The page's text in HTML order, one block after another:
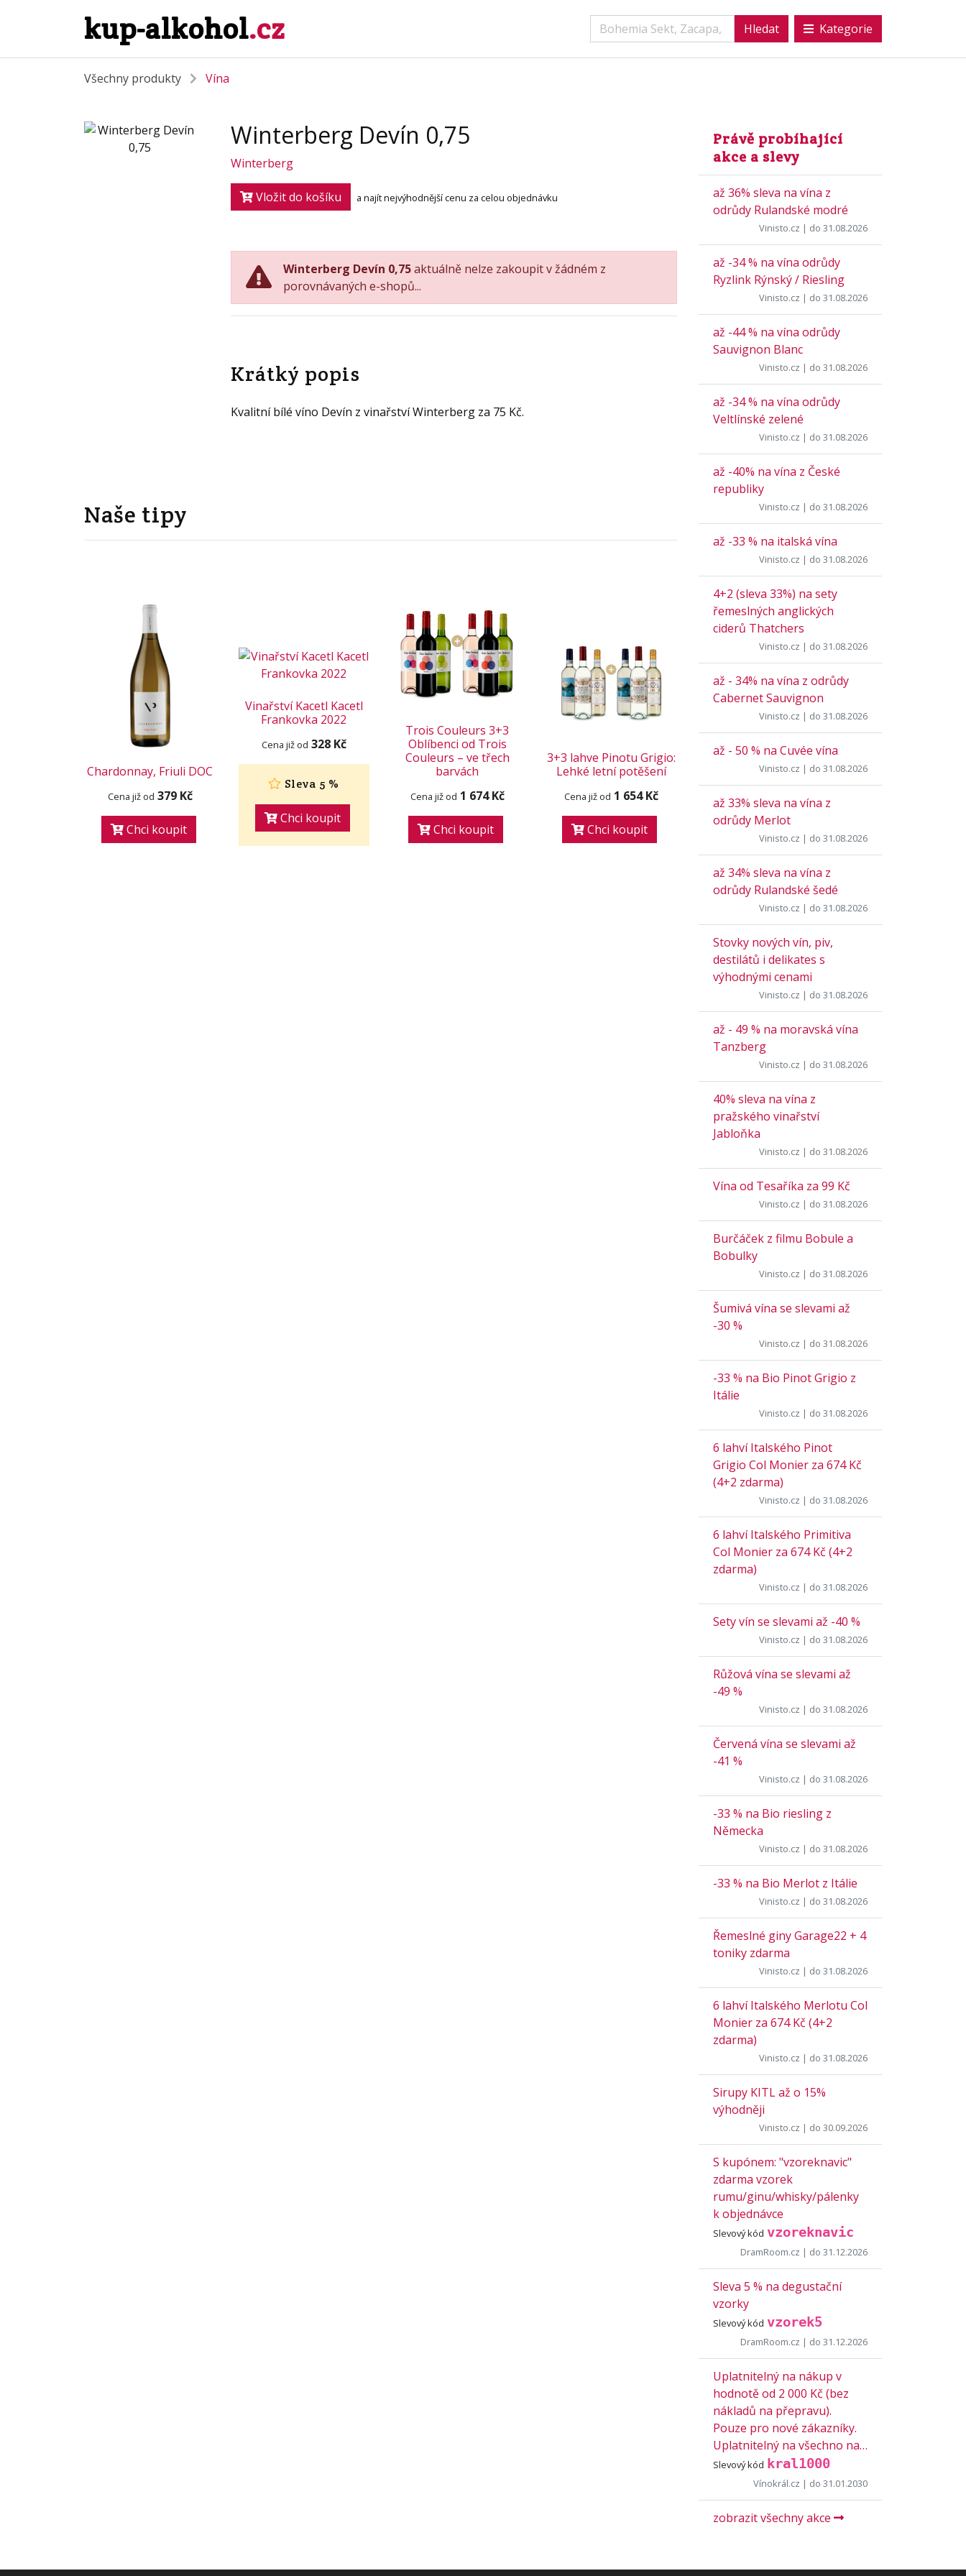
kup-alkohol.cz Kategorie
Všechny produkty Vína
Winterberg Devín 0,75
Winterberg
Vložit do košíku a najít nejvýhodnější cenu za celou objednávku
Winterberg Devín 0,75aktuálně nelze zakoupit v žádném z
porovnávaných e-shopů...
Krátký popis
Kvalitní bílé víno Devín z vinařství Winterberg za 75 Kč.
Naše tipy
Chardonnay, Friuli DOC
Cena již od 379 Kč
Chci koupit
Vinařství Kacetl Kacetl
Frankovka 2022
Cena již od 328 Kč
Sleva 5 %
Chci koupit
Trois Couleurs 3+3
Oblíbenci od Trois
Couleurs – ve třech
barvách
Cena již od 1 674 Kč
Chci koupit
3+3 lahve Pinotu Grigio:
Lehké letní potěšení
Cena již od 1 654 Kč
Chci koupit
Právě probíhající
akce a slevy
až 36% sleva na vína z
odrůdy Rulandské modré
Vinisto.cz | do 31.08.2026
až -34 % na vína odrůdy
Ryzlink Rýnský / Riesling
Vinisto.cz | do 31.08.2026
až -44 % na vína odrůdy
Sauvignon Blanc
Vinisto.cz | do 31.08.2026
až -34 % na vína odrůdy
Veltlínské zelené
Vinisto.cz | do 31.08.2026
až -40% na vína z České
republiky
Vinisto.cz | do 31.08.2026
až -33 % na italská vína
Vinisto.cz | do 31.08.2026
4+2 (sleva 33%) na sety
řemeslných anglických
ciderů Thatchers
Vinisto.cz | do 31.08.2026
až - 34% na vína z odrůdy
Cabernet Sauvignon
Vinisto.cz | do 31.08.2026
až - 50 % na Cuvée vína
Vinisto.cz | do 31.08.2026
až 33% sleva na vína z
odrůdy Merlot
Vinisto.cz | do 31.08.2026
až 34% sleva na vína z
odrůdy Rulandské šedé
Vinisto.cz | do 31.08.2026
Stovky nových vín, piv,
destilátů i delikates s
výhodnými cenami
Vinisto.cz | do 31.08.2026
až - 49 % na moravská vína
Tanzberg
Vinisto.cz | do 31.08.2026
40% sleva na vína z
pražského vinařství
Jabloňka
Vinisto.cz | do 31.08.2026
Vína od Tesaříka za 99 Kč
Vinisto.cz | do 31.08.2026
Burčáček z filmu Bobule a
Bobulky
Vinisto.cz | do 31.08.2026
Šumivá vína se slevami až
-30 %
Vinisto.cz | do 31.08.2026
-33 % na Bio Pinot Grigio z
Itálie
Vinisto.cz | do 31.08.2026
6 lahví Italského Pinot
Grigio Col Monier za 674 Kč
(4+2 zdarma)
Vinisto.cz | do 31.08.2026
6 lahví Italského Primitiva
Col Monier za 674 Kč (4+2
zdarma)
Vinisto.cz | do 31.08.2026
Sety vín se slevami až -40 %
Vinisto.cz | do 31.08.2026
Růžová vína se slevami až
-49 %
Vinisto.cz | do 31.08.2026
Červená vína se slevami až
-41 %
Vinisto.cz | do 31.08.2026
-33 % na Bio riesling z
Německa
Vinisto.cz | do 31.08.2026
-33 % na Bio Merlot z Itálie
Vinisto.cz | do 31.08.2026
Řemeslné giny Garage22 + 4
toniky zdarma
Vinisto.cz | do 31.08.2026
6 lahví Italského Merlotu Col
Monier za 674 Kč (4+2
zdarma)
Vinisto.cz | do 31.08.2026
Sirupy KITL až o 15%
výhodněji
Vinisto.cz | do 30.09.2026
S kupónem: "vzoreknavic"
zdarma vzorek
rumu/ginu/whisky/pálenky
k objednávce
Slevový kód vzoreknavic
DramRoom.cz | do 31.12.2026
Sleva 5 % na degustační
vzorky
Slevový kód vzorek5
DramRoom.cz | do 31.12.2026
Uplatnitelný na nákup v
hodnotě od 2 000 Kč (bez
nákladů na přepravu).
Pouze pro nové zákazníky.
Uplatnitelný na všechno na…
Slevový kód kral1000
Vínokrál.cz | do 31.01.2030
zobrazit všechny akce